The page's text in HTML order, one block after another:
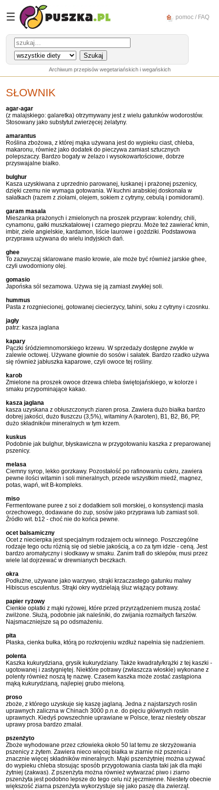
☰ pomoc / FAQ
Archiwum przepisów wegetariańskich i wegańskich
SŁOWNIK
agar-agar
(z malajskiego: galaretka) otrzymywany jest z wielu gatunków wodorostów.
Stosowany jako substytut zwierzęcej żelatyny.
amarantus
Roślina zbożowa, z której mąka używana jest do wypieku ciast, chleba,
makaronu, również jako dodatek do pieczywa zamiast sztucznych
polepszaczy. Bardzo bogaty w żelazo i wysokowartościowe, dobrze
przyswajalne białko.
bulghur
Kasza uzyskiwana z uprzednio parowanej, łuskanej i prażonej pszenicy,
dzięki czemu nie wymaga gotowania. W kuchni arabskiej doskonała w
sałatkach (razem z ziołami, olejem, sokiem z cytryny, cebulą i pomidorami).
garam masala
Mieszanka prażonych i zmielonych na proszek przypraw: kolendry, chili,
cynamonu, gałki muszkatałowej i czarnego pieprzu. Może też zawierać kmin,
imbir, ziele angielskie, kardamon, liście laurowe i gożdziki. Podstawowa
przyprawa używana do wielu indyjskich dań.
ghee
To zazwyczaj sklarowane masło krowie, ale może być również jarskie ghee,
czyli uwodorniony olej.
gomasio
Japońska sól sezamowa. Używa się ją zamiast zwykłej soli.
hummus
Pasta z rozgniecionej, gotowanej ciecierzycy, tahini, soku z cytryny i czosnku.
jagły
patrz: kasza jaglana
kapary
Pączki śródziemnomorskiego krzewu. W sprzedaży dostępne zwykle w
zalewie octowej. Używane głownie do sosów i sałatek. Bardzo rzadko używa
się również jabłuszka kaparowe, czyli owoce tej rośliny.
karob
Zmielone na proszek owoce drzewa chleba świętojańskiego, w kolorze i
smaku przypominające kakao.
kasza jaglana
kasza uzyskana z obłuszczonych ziaren prosa. Zawiera dużo białka bardzo
dobrej jakości, dużo tłuszczu (3,5%), witaminy A (karoten), B1, B2, B6, PP,
dużo składników mineralnych w tym krzem.
kuskus
Podobnie jak bulghur, błyskawiczna w przygotowaniu kaszka z preparowanej
pszenicy.
melasa
Ciemny syrop, lekko gorzkawy. Pozostałość po rafinowaniu cukru, zawiera
pewne ilości witamin i soli mineralnych, przede wszystkim miedź, magnez,
potas, wapń, wit B-kompleks.
miso
Fermentowane puree z soi z dodatkiem soli morskiej, o konsystencji masła
orzechowego, dodawane do zup, sosów jako przyprawa lub zamiast soli.
Źródło wit. b12 - choć nie do końca pewne.
ocet balsamiczny
Ocet z niecierpka jest specjalnym rodzajem octu winnego. Poszczególne
rodzaje tego octu różnią się od siebie jakością, a co za tym idzie - ceną. Jest
bardzo aromatyczny i słodkawy w smaku. Zanim trafi do sklepów, musi przez
wiele lat dojrzewać w drewnianych beczkach.
okra
Podłużne, używane jako warzywo, strąki krzaczastego gatunku malwy
Hibiscus esculentus. Strąki okry wydzielają śluz wiążący potrawy.
papier ryżowy
Cienkie opłatki z mąki ryżowej, które przed przyrządzeniem muszą zostać
zwilżone. Służą, podobnie jak naleśniki, do zwijania rozmaitych farszów.
Najsmaczniejsze są po odsmażeniu.
pita
Płaska, cienka bułka, którą po rozkrojeniu wzdłuż napełnia się nadzieniem.
polenta
Kaszka kukurydziana, grysik kukurydziany. Także kwadraty/krążki z tej kaszki -
ugotowanej i zastygniętej. Niektóre potrawy (zwłaszcza włoskie) wykonane z
polenty również noszą tę nazwę. Czasem kaszka może zostać zastąpiona
mąką kukurydzianą, najlepiej grubo mieloną.
proso
zboże, z którego uzyskuje się kaszę jaglaną. Jedna z najstarszych roslin
uprawnych zaliczna w Chinach 3000 p.n.e. do pięciu głównych roslin
uprawnych. Kiedyś powszechnie uprawiane w Polsce, teraz niestety obszar
uprawy prosa bardzo zmalał.
pszenżyto
Zboże wyhodowane przez człowieka około 50 lat temu ze skrzyżowania
pszenicy z żytem. Zawiera nieco więcej białka w ziarnie niż pszenica i
znacznie więcej składników mineralnych. Mąki pszenżytniej można używać
do wypieku chleba stosując sposób przygotowania ciasta taki jak dla mąki
żytniej (zakwas). Z pszenżyta można również wytwarzać piwo i ziarno
pszenżyta jest podobno lepsze do tego celu niż jęczmienne. Niestety obecnie
większość ziarna pszenżyta wykorzystuje się jako paszę dla zwierząt.